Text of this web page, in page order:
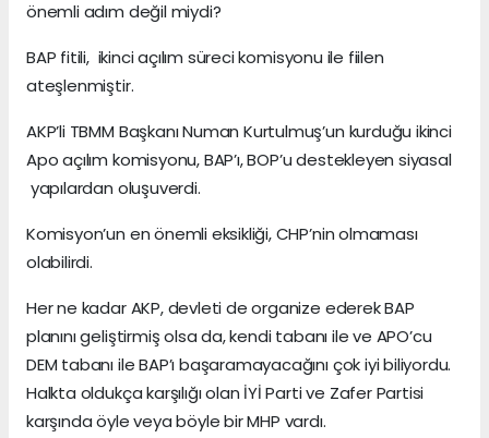
önemli adım değil miydi?
BAP fitili, ikinci açılım süreci komisyonu ile fiilen
ateşlenmiştir.
AKP’li TBMM Başkanı Numan Kurtulmuş’un kurduğu ikinci
Apo açılım komisyonu, BAP’ı, BOP’u destekleyen siyasal
yapılardan oluşuverdi.
Komisyon’un en önemli eksikliği, CHP’nin olmaması
olabilirdi.
Her ne kadar AKP, devleti de organize ederek BAP
planını geliştirmiş olsa da, kendi tabanı ile ve APO’cu
DEM tabanı ile BAP’ı başaramayacağını çok iyi biliyordu.
Halkta oldukça karşılığı olan İYİ Parti ve Zafer Partisi
karşında öyle veya böyle bir MHP vardı.